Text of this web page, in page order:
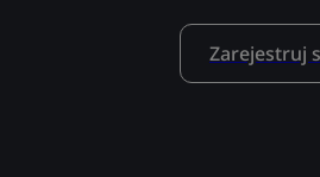
Zarejestruj